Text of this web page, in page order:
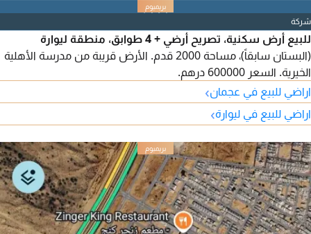
شركة
للبيع أرض سكنية، تصريح أرضي + 4 طوابق، منطقة ليوارة
(البستان سابقاً)، مساحة 2000 قدم. الأرض قريبة من مدرسة الأهلية
الخيرية. السعر 600000 درهم.
اراضي للبيع في عجمان›
اراضي للبيع في ليوارة›